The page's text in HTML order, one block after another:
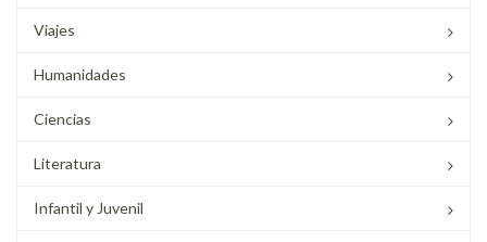
Viajes
Humanidades
Ciencias
Literatura
Infantil y Juvenil